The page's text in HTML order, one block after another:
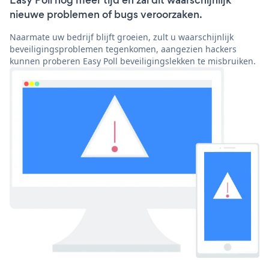
nieuwe problemen of bugs veroorzaken.
Naarmate uw bedrijf blijft groeien, zult u waarschijnlijk
beveiligingsproblemen tegenkomen, aangezien hackers
kunnen proberen Easy Poll beveiligingslekken te misbruiken.